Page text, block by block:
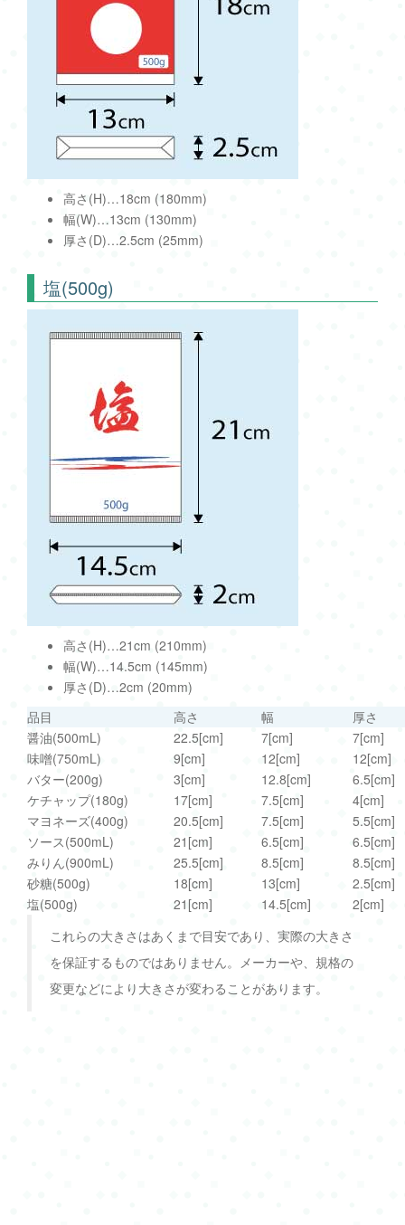
高さ(H)…18cm (180mm)
幅(W)…13cm (130mm)
厚さ(D)…2.5cm (25mm)
塩(500g)
高さ(H)…21cm (210mm)
幅(W)…14.5cm (145mm)
厚さ(D)…2cm (20mm)
品目
高さ 幅
厚さ
醤油(500mL)
22.5[cm] 7[cm]
7[cm]
味噌(750mL)
9[cm] 12[cm]
12[cm]
バター(200g)
3[cm] 12.8[cm]
6.5[cm]
ケチャップ(180g)
17[cm] 7.5[cm]
4[cm]
マヨネーズ(400g)
20.5[cm] 7.5[cm]
5.5[cm]
ソース(500mL)
21[cm] 6.5[cm]
6.5[cm]
みりん(900mL)
25.5[cm] 8.5[cm]
8.5[cm]
砂糖(500g)
18[cm] 13[cm]
2.5[cm]
塩(500g)
21[cm] 14.5[cm] 2[cm]
これらの大きさはあくまで目安であり、実際の大きさ
を保証するものではありません。メーカーや、規格の
変更などにより大きさが変わることがあります。